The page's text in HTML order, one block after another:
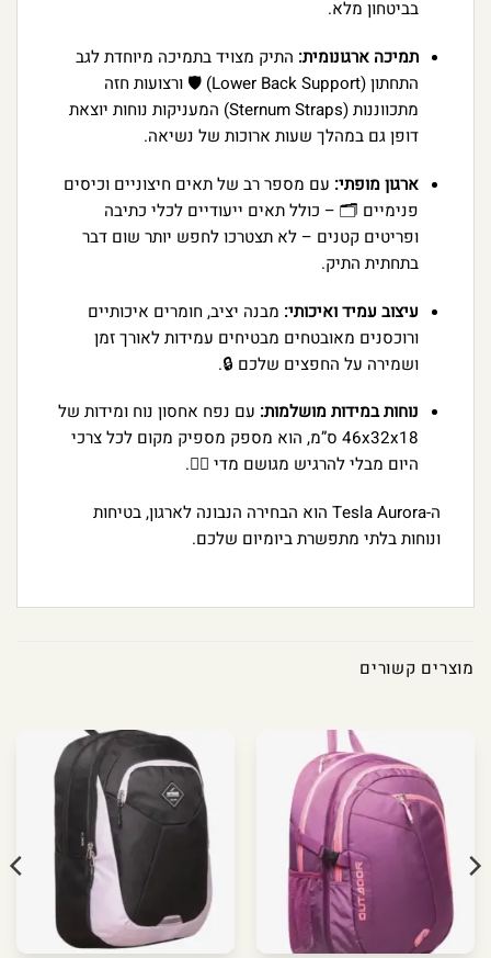
בביטחון מלא.
תמיכה ארגונומית: התיק מצויד בתמיכה מיוחדת לגב
התחתון (Lower Back Support) 🛡️ ורצועות חזה
מתכווננות (Sternum Straps) המעניקות נוחות יוצאת
דופן גם במהלך שעות ארוכות של נשיאה.
ארגון מופתי: עם מספר רב של תאים חיצוניים וכיסים
פנימיים 🗂️ – כולל תאים ייעודיים לכלי כתיבה
ופריטים קטנים – לא תצטרכו לחפש יותר שום דבר
בתחתית התיק.
עיצוב עמיד ואיכותי: מבנה יציב, חומרים איכותיים
ורוכסנים מאובטחים מבטיחים עמידות לאורך זמן
ושמירה על החפצים שלכם 🔒.
נוחות במידות מושלמות: עם נפח אחסון נוח ומידות של
46x32x18 ס”מ, הוא מספק מספיק מקום לכל צרכי
היום מבלי להרגיש מגושם מדי 🏃‍♂️.
ה-Tesla Aurora הוא הבחירה הנבונה לארגון, בטיחות
ונוחות בלתי מתפשרת ביומיום שלכם.
מוצרים קשורים